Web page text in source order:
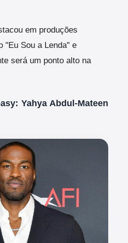
em produções
"Eu Sou a Lenda" e
será um ponto alto na
Yahya Abdul-Mateen